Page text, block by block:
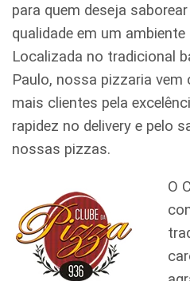
para quem deseja
qualidade em um
Localizada no tradicional
Paulo, nossa pizzaria
mais clientes pela
rapidez no delivery e pelo
nossas pizzas.
O